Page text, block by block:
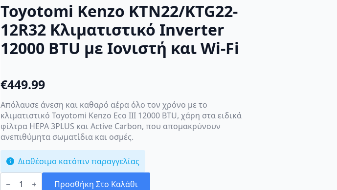
Toyotomi Kenzo KTN22/KTG22-
12R32 Κλιματιστικό Inverter
12000 BTU με Ιονιστή και Wi-Fi
€449.99
Απόλαυσε άνεση και καθαρό αέρα όλο τον χρόνο με το
κλιματιστικό Toyotomi Kenzo Eco III 12000 BTU, χάρη στα ειδικά
φίλτρα HEPA 3PLUS και Active Carbon, που απομακρύνουν
ανεπιθύμητα σωματίδια και οσμές.
Διαθέσιμο κατόπιν παραγγελίας
Toyotomi
Kenzo Προσθήκη Στο Καλάθι